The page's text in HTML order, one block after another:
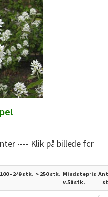
---- Klik på billede for
100 - 249 stk. > 250stk. Mindstepris
v.50 stk.